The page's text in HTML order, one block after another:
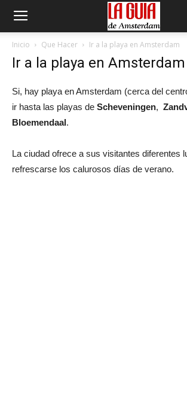
Inicio Que Hacer Ir a la playa en Amsterdam
Ir a la playa en Amsterdam
Si, hay playa en Amsterdam (cerca del
ir hasta las playas de Scheveningen,
Bloemendaal.
La ciudad ofrece a sus visitantes diferentes
refrescarse los calurosos días de verano.